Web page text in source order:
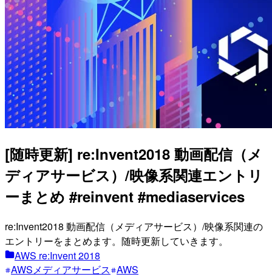
[随時更新] re:Invent2018 動画配信（メ
ディアサービス）/映像系関連エントリ
ーまとめ #reinvent #mediaservices
re:Invent2018 動画配信（メディアサービス）/映像系関連の
エントリーをまとめます。随時更新していきます。
AWS re:Invent 2018
AWSメディアサービス AWS